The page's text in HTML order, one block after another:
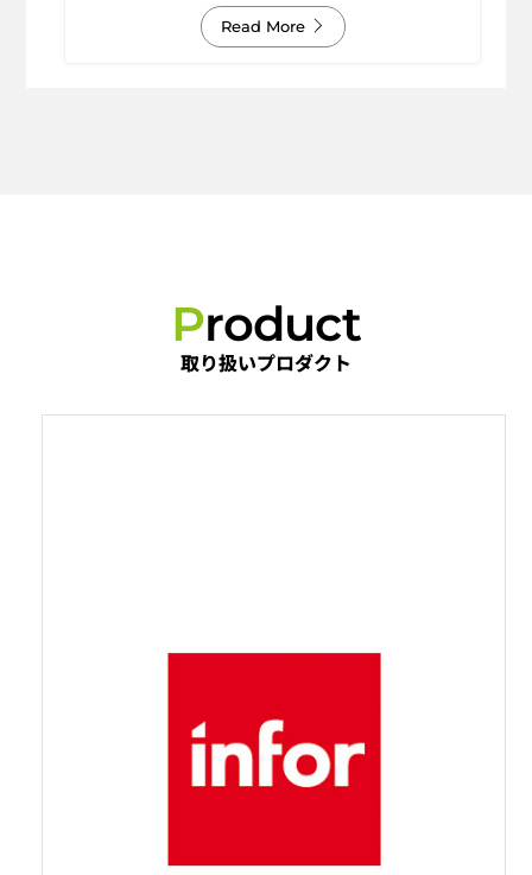
Read More
Product
取り扱いプロダクト